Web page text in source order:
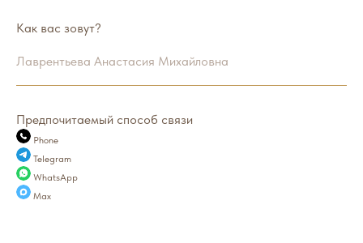
Как вас зовут?
Лаврентьева Анастасия Михайловна
Предпочитаемый способ связи
Phone
Telegram
WhatsApp
Max